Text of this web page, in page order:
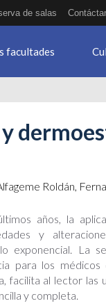
de salas
facultades
Roldán,
años, la
y
exponencial. La
para los
facilita al lector las
y completa.